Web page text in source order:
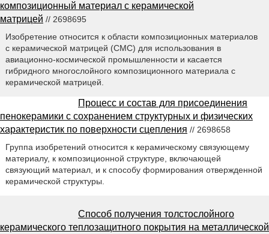
композиционный материал с керамической
матрицей // 2698695
Изобретение относится к области композиционных материалов
с керамической матрицей (CMC) для использования в
авиационно-космической промышленности и касается
гибридного многослойного композиционного материала с
керамической матрицей.
Процесс и состав для присоединения
пенокерамики с сохранением структурных и физических
характеристик по поверхности сцепления // 2698658
Группа изобретений относится к керамическому связующему
материалу, к композиционной структуре, включающей
связующий материал, и к способу формирования отвержденной
керамической структуры.
Способ получения толстослойного
керамического теплозащитного покрытия на металлической